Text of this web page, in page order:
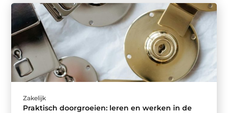
Zakelijk
Praktisch doorgroeien: leren en werken in de